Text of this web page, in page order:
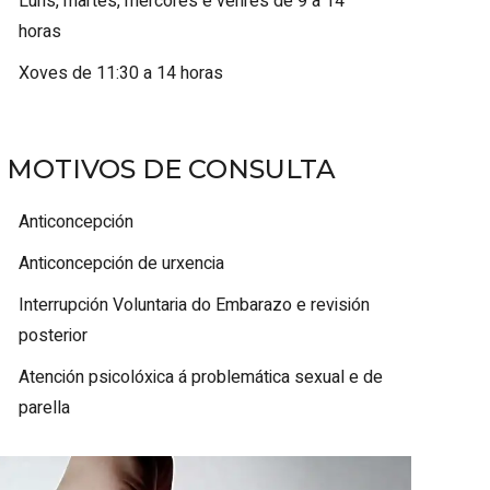
horas
Xoves de 11:30 a 14 horas
MOTIVOS DE CONSULTA
Anticoncepción
Anticoncepción de urxencia
Interrupción Voluntaria do Embarazo e revisión
posterior
Atención psicolóxica á problemática sexual e de
parella